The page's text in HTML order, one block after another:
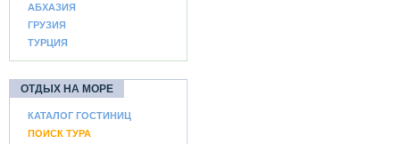
АБХАЗИЯ
ГРУЗИЯ
ТУРЦИЯ
ОТДЫХ НА МОРЕ
КАТАЛОГ ГОСТИНИЦ
ПОИСК ТУРА